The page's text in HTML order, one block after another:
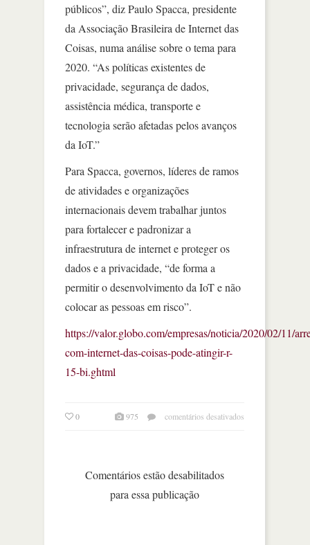
públicos”, diz Paulo Spacca, presidente
da Associação Brasileira de Internet das
Coisas, numa análise sobre o tema para
2020. “As políticas existentes de
privacidade, segurança de dados,
assistência médica, transporte e
tecnologia serão afetadas pelos avanços
da IoT.”
Para Spacca, governos, líderes de ramos
de atividades e organizações
internacionais devem trabalhar juntos
para fortalecer e padronizar a
infraestrutura de internet e proteger os
dados e a privacidade, “de forma a
permitir o desenvolvimento da IoT e não
colocar as pessoas em risco”.
https://valor.globo.com/empresas/noticia/2020/02/11/
com-internet-das-coisas-pode-atingir-r-
15-bi.ghtml
0 975 comentários desativados
Comentários estão desabilitados
para essa publicação